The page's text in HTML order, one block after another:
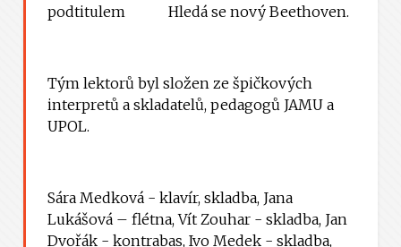
podtitulem Hledá se nový Beethoven.
Tým lektorů byl složen ze špičkových
interpretů a skladatelů, pedagogů JAMU a
UPOL.
Sára Medková - klavír, skladba, Jana
Lukášová – flétna, Vít Zouhar - skladba, Jan
Dvořák - kontrabas, Ivo Medek - skladba,